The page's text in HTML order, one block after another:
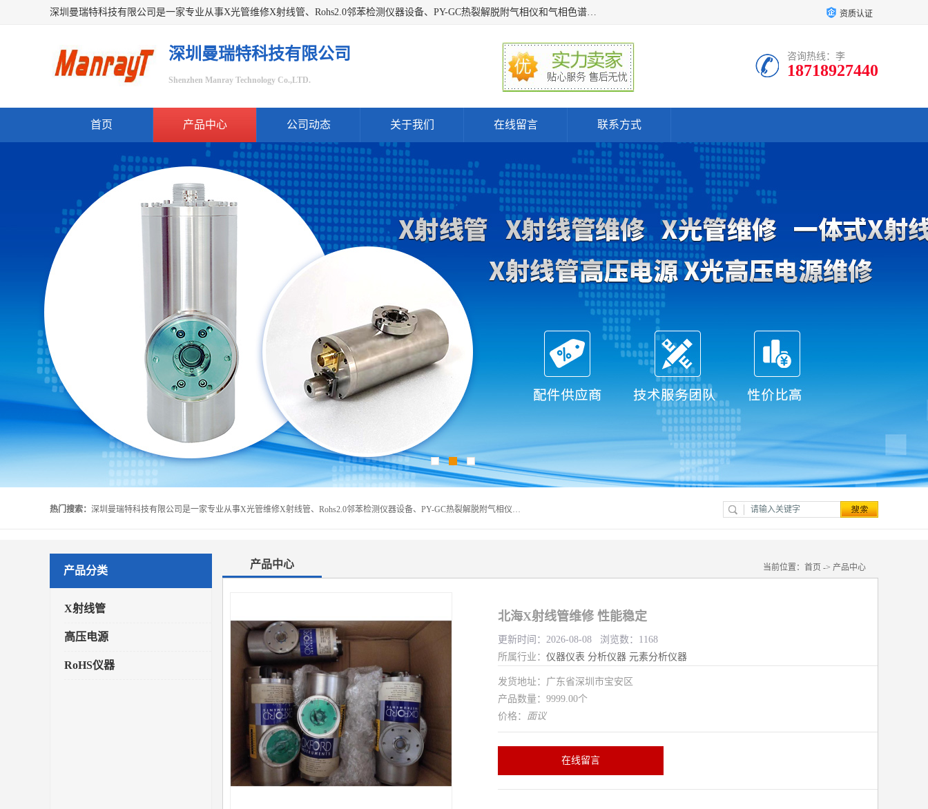
深圳曼瑞特科技有限公司是一家专业从事X光管维修X射线管、Rohs2.0邻苯检测仪器设备、PY-GC热裂解脱附气相仪和气相色谱光谱仪器、天瑞仪器探测器、高压电源等产品的维修出租的企业。本公司以客户至上为宗旨，以专注、专一、专业的精神为您提供安全、经济的技术服务。 资质认证
深圳曼瑞特科技有限公司
Shenzhen Manray Technology Co.,LTD.
咨询热线：李
18718927440
首页 产品中心 公司动态 关于我们 在线留言 联系方式
热门搜索： 深圳曼瑞特科技有限公司是一家专业从事X光管维修X射线管、Rohs2.0邻苯检测仪器设备、PY-GC热裂解脱附气相仪和气相色谱光谱仪器、天瑞仪器探测器、高压电源等产品的维修出租的企业。本公司以客户至上为宗旨，以专注、专一、专业的精神为您提供安全、经济的技术服务。
产品分类
X射线管
高压电源
RoHS仪器
产品中心 当前位置： 首页 -> 产品中心
北海X射线管维修 性能稳定
更新时间：2026-08-08 浏览数：1168
所属行业： 仪器仪表 分析仪器 元素分析仪器
发货地址：广东省深圳市宝安区
产品数量：9999.00个
价格： 面议
在线留言